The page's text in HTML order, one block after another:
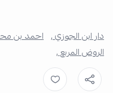
دار ابن الجوزي , احمد بن
الروض المربع ,